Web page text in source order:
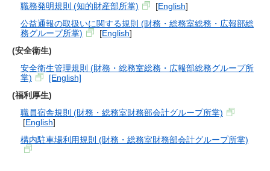
職務発明規則 (知的財産部所掌)
[English]
公益通報の取扱いに関する規則 (財務・総務室総務・広報部総
務グループ所掌)
[English]
(安全衛生)
安全衛生管理規則 (財務・総務室総務・広報部総務グループ所
掌)
[English]
(福利厚生)
職員宿舎規則 (財務・総務室財務部会計グループ所掌)
[English]
構内駐車場利用規則 (財務・総務室財務部会計グループ所掌)